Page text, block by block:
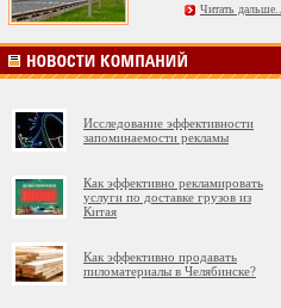
Читать дальше...
Исследование эффективности
запоминаемости рекламы
Как эффективно рекламировать
услуги по доставке грузов из
Китая
Как эффективно продавать
пиломатериалы в Челябинске?